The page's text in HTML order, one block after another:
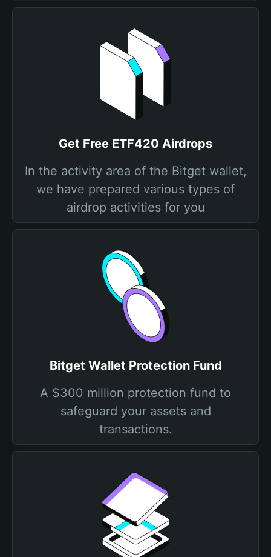
Get Free ETF420 Airdrops
In the activity area of the Bitget wallet,
we have prepared various types of
airdrop activities for you
Bitget Wallet Protection Fund
A $300 million protection fund to
safeguard your assets and
transactions.